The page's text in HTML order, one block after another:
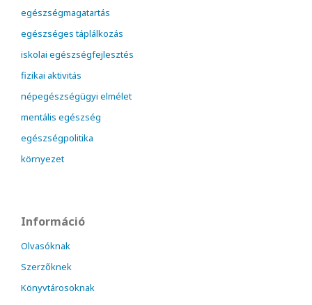
egészségmagatartás
egészséges táplálkozás
iskolai egészségfejlesztés
fizikai aktivitás
népegészségügyi elmélet
mentális egészség
egészségpolitika
környezet
Információ
Olvasóknak
Szerzőknek
Könyvtárosoknak